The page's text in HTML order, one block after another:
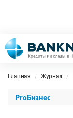
Главная Журнал
ProБизнес